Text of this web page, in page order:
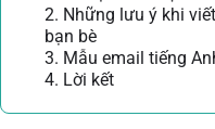
2. Những lưu ý khi
bạn bè
3. Mẫu email tiếng
4. Lời kết